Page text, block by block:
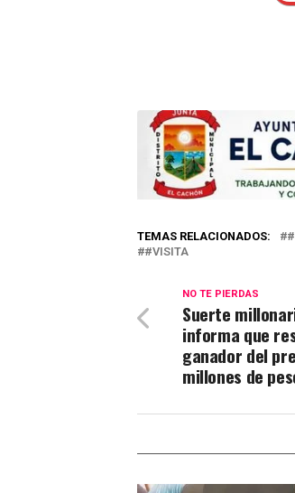
TEMAS RELACIONADOS:
#VISITA
NO TE PIERDAS
Suerte
informa que
ganador del
millones de